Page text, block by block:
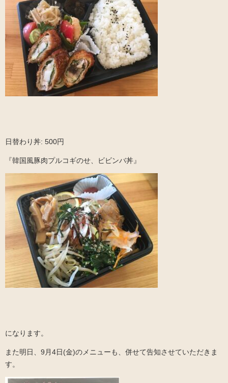
日替わり丼: 500円
『韓国風豚肉プルコギのせ、ビビンバ丼』
になります。
また明日、9月4日(金)のメニューも、併せて告知させていただきま
す。